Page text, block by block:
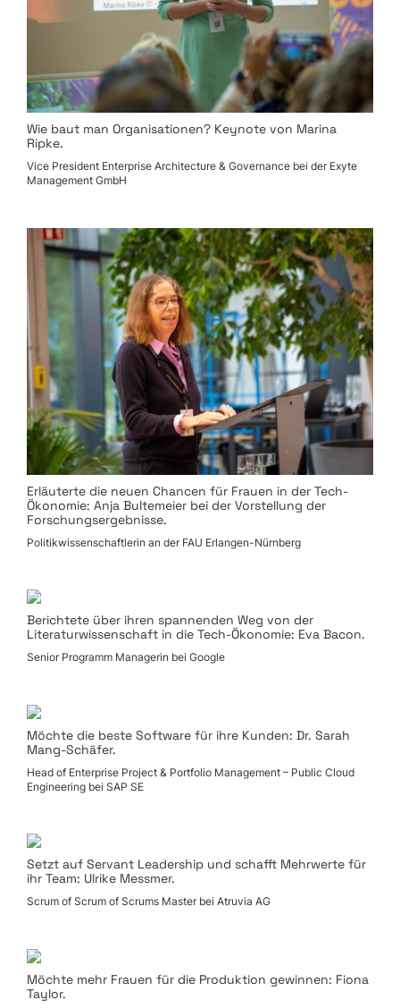
Wie baut man Organisationen? Keynote von Marina
Ripke.
Vice President Enterprise Architecture & Governance bei der Exyte
Management GmbH
Erläuterte die neuen Chancen für Frauen in der Tech-
Ökonomie: Anja Bultemeier bei der Vorstellung der
Forschungsergebnisse.
Politikwissenschaftlerin an der FAU Erlangen-Nürnberg
Berichtete über ihren spannenden Weg von der
Literaturwissenschaft in die Tech-Ökonomie: Eva Bacon.
Senior Programm Managerin bei Google
Möchte die beste Software für ihre Kunden: Dr. Sarah
Mang-Schäfer.
Head of Enterprise Project & Portfolio Management – Public Cloud
Engineering bei SAP SE
Setzt auf Servant Leadership und schafft Mehrwerte für
ihr Team: Ulrike Messmer.
Scrum of Scrum of Scrums Master bei Atruvia AG
Möchte mehr Frauen für die Produktion gewinnen: Fiona
Taylor.